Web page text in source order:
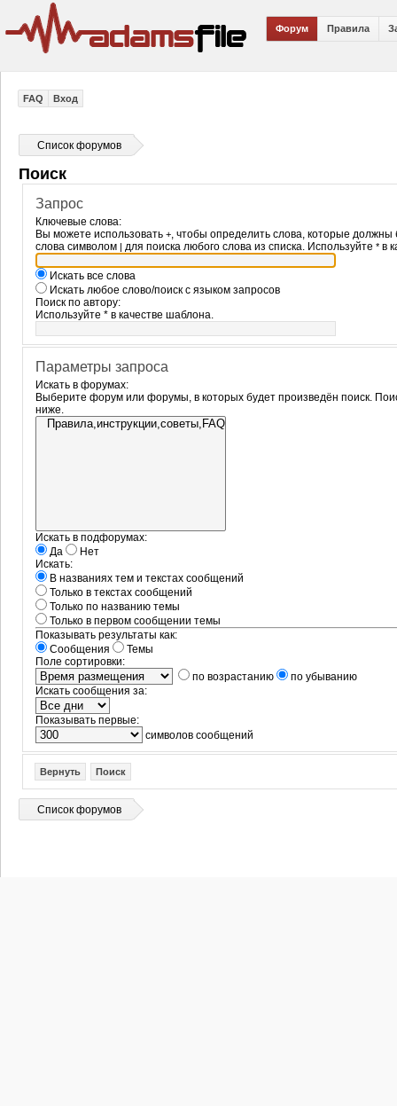
Форум Правила
FAQ Вход
Список форумов
Поиск
Запрос
Ключевые слова:
Вы можете использовать +, чтобы определить слова, которые должны
слова символом | для поиска любого слова из списка. Используйте * в
Искать все слова
Искать любое слово/поиск с языком запросов
Поиск по автору:
Используйте * в качестве шаблона.
Параметры запроса
Искать в форумах:
Выберите форум или форумы, в которых будет произведён поиск.
ниже.
Искать в подфорумах:
Да
Нет
Искать:
В названиях тем и текстах сообщений
Только в текстах сообщений
Только по названию темы
Только в первом сообщении темы
Показывать результаты как:
Сообщения
Темы
Поле сортировки:
по возрастанию
по убыванию
Искать сообщения за:
Показывать первые:
символов сообщений
Список форумов